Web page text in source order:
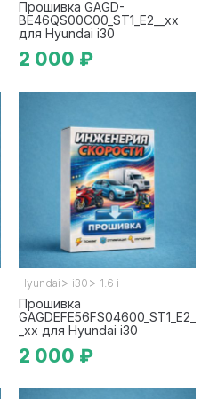
Прошивка GAGD-
BE46QS00C00_ST1_E2__xx
для Hyundai i30
2 000 ₽
Hyundai > i30 > 1.6 i
Прошивка
GAGDEFE56FS04600_ST1_E2_
_xx для Hyundai i30
2 000 ₽